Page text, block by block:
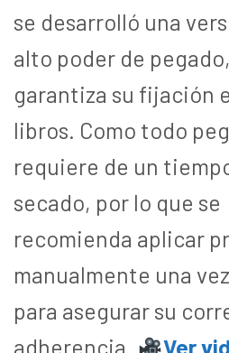
se desarrolló una
alto poder de
garantiza su fijación
libros. Como todo
requiere de un
secado, por lo que se
recomienda aplicar
manualmente una
para asegurar su
adherencia.
Ver